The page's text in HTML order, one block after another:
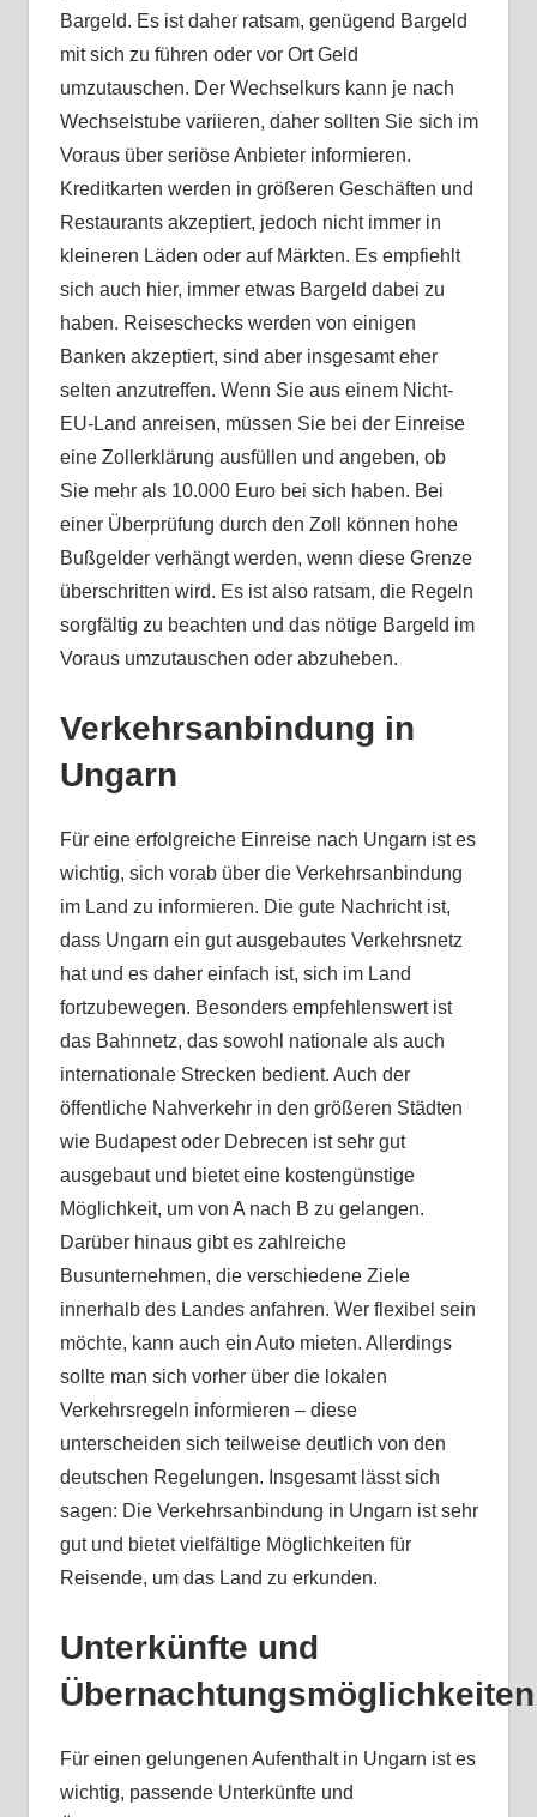
Bargeld. Es ist daher ratsam, genügend Bargeld
mit sich zu führen oder vor Ort Geld
umzutauschen. Der Wechselkurs kann je nach
Wechselstube variieren, daher sollten Sie sich im
Voraus über seriöse Anbieter informieren.
Kreditkarten werden in größeren Geschäften und
Restaurants akzeptiert, jedoch nicht immer in
kleineren Läden oder auf Märkten. Es empfiehlt
sich auch hier, immer etwas Bargeld dabei zu
haben. Reiseschecks werden von einigen
Banken akzeptiert, sind aber insgesamt eher
selten anzutreffen. Wenn Sie aus einem Nicht-
EU-Land anreisen, müssen Sie bei der Einreise
eine Zollerklärung ausfüllen und angeben, ob
Sie mehr als 10.000 Euro bei sich haben. Bei
einer Überprüfung durch den Zoll können hohe
Bußgelder verhängt werden, wenn diese Grenze
überschritten wird. Es ist also ratsam, die Regeln
sorgfältig zu beachten und das nötige Bargeld im
Voraus umzutauschen oder abzuheben.
Verkehrsanbindung in
Ungarn
Für eine erfolgreiche Einreise nach Ungarn ist es
wichtig, sich vorab über die Verkehrsanbindung
im Land zu informieren. Die gute Nachricht ist,
dass Ungarn ein gut ausgebautes Verkehrsnetz
hat und es daher einfach ist, sich im Land
fortzubewegen. Besonders empfehlenswert ist
das Bahnnetz, das sowohl nationale als auch
internationale Strecken bedient. Auch der
öffentliche Nahverkehr in den größeren Städten
wie Budapest oder Debrecen ist sehr gut
ausgebaut und bietet eine kostengünstige
Möglichkeit, um von A nach B zu gelangen.
Darüber hinaus gibt es zahlreiche
Busunternehmen, die verschiedene Ziele
innerhalb des Landes anfahren. Wer flexibel sein
möchte, kann auch ein Auto mieten. Allerdings
sollte man sich vorher über die lokalen
Verkehrsregeln informieren – diese
unterscheiden sich teilweise deutlich von den
deutschen Regelungen. Insgesamt lässt sich
sagen: Die Verkehrsanbindung in Ungarn ist sehr
gut und bietet vielfältige Möglichkeiten für
Reisende, um das Land zu erkunden.
Unterkünfte und
Übernachtungsmöglichkeiten
Für einen gelungenen Aufenthalt in Ungarn ist es
wichtig, passende Unterkünfte und